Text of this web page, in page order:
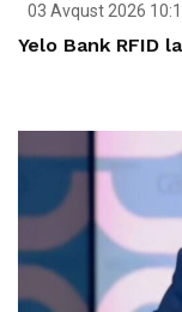
03 Avqust 2026
Yelo Bank RFID